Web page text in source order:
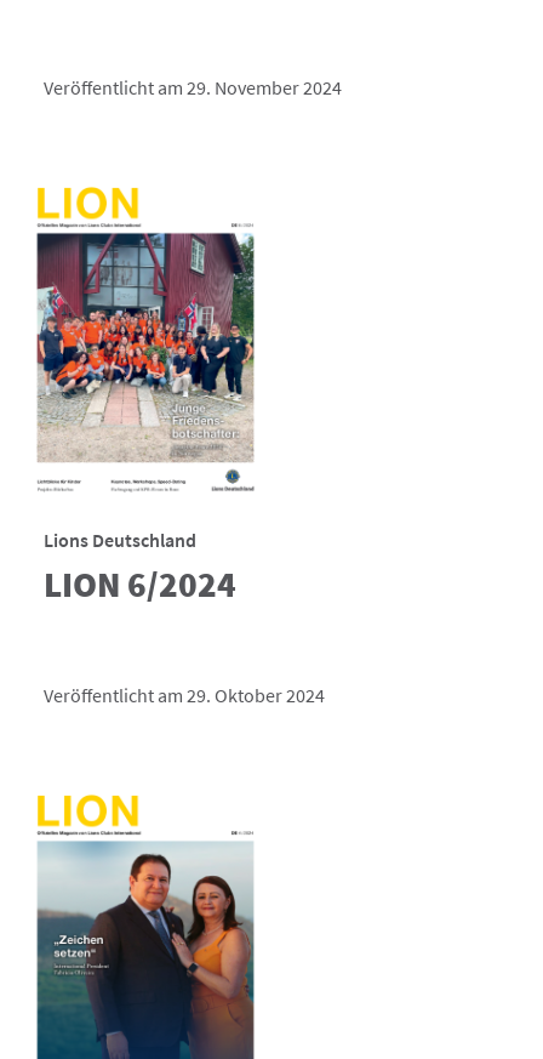
Veröffentlicht am 29. November 2024
Lions Deutschland
LION 6/2024
Veröffentlicht am 29. Oktober 2024